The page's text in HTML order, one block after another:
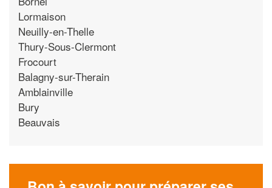
Lormaison
Neuilly-en-Thelle
Thury-Sous-Clermont
Frocourt
Balagny-sur-Therain
Amblainville
Bury
Beauvais